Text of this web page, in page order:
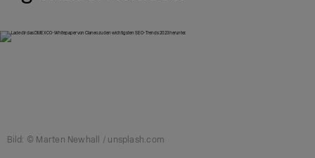
Bild: © Marten Newhall / unsplash.com